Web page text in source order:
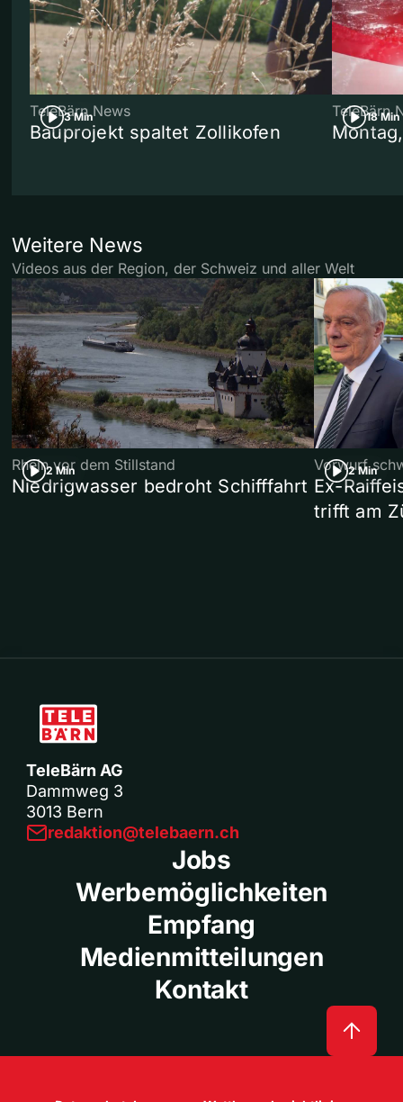
3 Min
TeleBärn News
Bauprojekt spaltet Zollikofen
18 Min
TeleBärn
Weitere News
Videos aus der Region, der Schweiz und aller Welt
2 Min
Rhein vor dem Stillstand
Niedrigwasser bedroht Schifffahrt
2 Min
Vorwurf
Ex-
trifft am
TeleBärn AG
Dammweg 3
3013 Bern
redaktion@telebaern.ch
Jobs
Werbemöglichkeiten
Empfang
Medienmitteilungen
Kontakt